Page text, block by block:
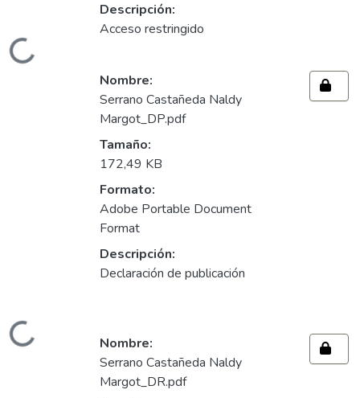
Descripción:
Acceso restringido
Nombre:
Serrano Castañeda Naldy
Margot_DP.pdf
Tamaño:
172,49 KB
Formato:
Adobe Portable Document
Format
Descripción:
Declaración de publicación
Nombre:
Serrano Castañeda Naldy
Margot_DR.pdf